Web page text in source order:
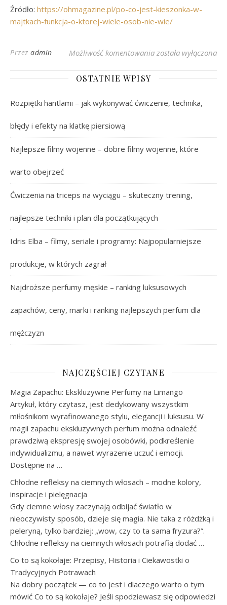
Źródło: https://ohmagazine.pl/po-co-jest-kieszonka-w-
majtkach-funkcja-o-ktorej-wiele-osob-nie-wie/
Przez admin Możliwość komentowania Po co jest
została wyłączona
OSTATNIE WPISY
Rozpiętki hantlami – jak wykonywać ćwiczenie, technika,
błędy i efekty na klatkę piersiową
Najlepsze filmy wojenne – dobre filmy wojenne, które
warto obejrzeć
Ćwiczenia na triceps na wyciągu – skuteczny trening,
najlepsze techniki i plan dla początkujących
Idris Elba – filmy, seriale i programy: Najpopularniejsze
produkcje, w których zagrał
Najdroższe perfumy męskie – ranking luksusowych
zapachów, ceny, marki i ranking najlepszych perfum dla
mężczyzn
NAJCZĘŚCIEJ CZYTANE
Magia Zapachu: Ekskluzywne Perfumy na Limango
Artykuł, który czytasz, jest dedykowany wszystkim
miłośnikom wyrafinowanego stylu, elegancji i luksusu. W
magii zapachu ekskluzywnych perfum można odnaleźć
prawdziwą ekspresję swojej osobówki, podkreślenie
indywidualizmu, a nawet wyrazenie uczuć i emocji.
Dostępne na …
Chłodne refleksy na ciemnych włosach – modne kolory,
inspiracje i pielęgnacja
Gdy ciemne włosy zaczynają odbijać światło w
nieoczywisty sposób, dzieje się magia. Nie taka z różdżką i
peleryną, tylko bardziej: „wow, czy to ta sama fryzura?”.
Chłodne refleksy na ciemnych włosach potrafią dodać …
Co to są kokołaje: Przepisy, Historia i Ciekawostki o
Tradycyjnych Potrawach
Na dobry początek — co to jest i dlaczego warto o tym
mówić Co to są kokołaje? Jeśli spodziewasz się odpowiedzi